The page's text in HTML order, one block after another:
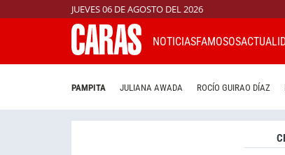
JUEVES 06 DE AGOSTO DEL 2026
NOTICIASFAMOSOS
PAMPITA JULIANA AWADA ROCÍO GUIRAO DÍAZ